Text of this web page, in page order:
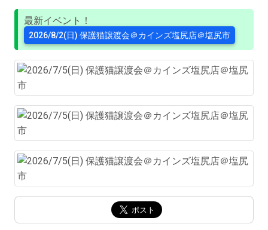
最新イベント！
2026/8/2(日) 保護猫譲渡会＠カインズ塩尻店＠塩尻市